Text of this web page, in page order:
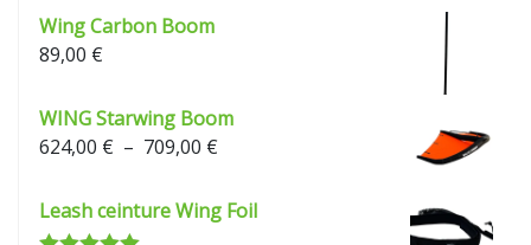
Wing Carbon Boom
89,00 €
WING Starwing Boom
624,00 € – 709,00 €
prix :
624,00 €
Leash ceinture Wing Foil